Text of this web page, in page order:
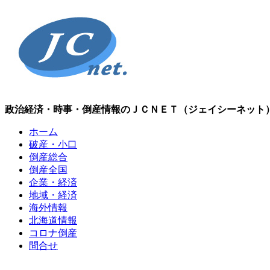
政治経済・時事・倒産情報のＪＣＮＥＴ（ジェイシーネット）
ホーム
破産・小口
倒産総合
倒産全国
企業・経済
地域・経済
海外情報
北海道情報
コロナ倒産
問合せ